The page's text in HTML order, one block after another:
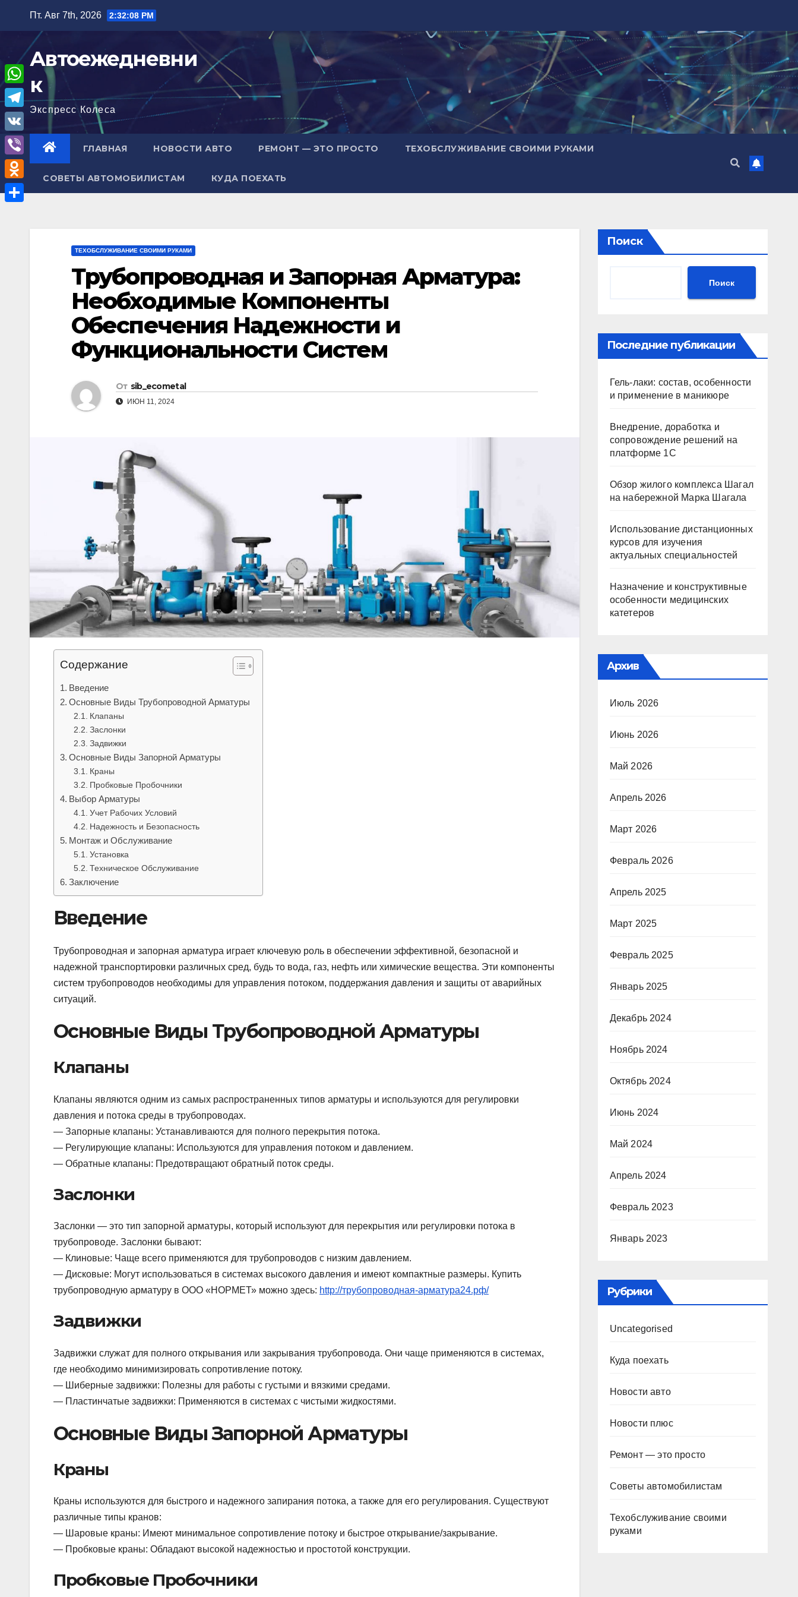
содержимому
Пт. Авг 7th, 2026 2:32:09 PM
Автоежедневни
к
Экспресс Колеса
ГЛАВНАЯ НОВОСТИ АВТО РЕМОНТ — ЭТО ПРОСТО ТЕХОБСЛУЖИВАНИЕ СВОИМИ РУКАМИ
СОВЕТЫ АВТОМОБИЛИСТАМ КУДА ПОЕХАТЬ
ТЕХОБСЛУЖИВАНИЕ СВОИМИ РУКАМИ
Трубопроводная и Запорная Арматура:
Необходимые Компоненты
Обеспечения Надежности и
Функциональности Систем
От sib_ecometal
ИЮН 11, 2024
Содержание
Введение
Основные Виды Трубопроводной Арматуры
Клапаны
Заслонки
Задвижки
Основные Виды Запорной Арматуры
Краны
Пробковые Пробочники
Выбор Арматуры
Учет Рабочих Условий
Надежность и Безопасность
Монтаж и Обслуживание
Установка
Техническое Обслуживание
Заключение
Введение
Трубопроводная и запорная арматура играет ключевую роль в обеспечении эффективной, безопасной и
надежной транспортировки различных сред, будь то вода, газ, нефть или химические вещества. Эти компоненты
систем трубопроводов необходимы для управления потоком, поддержания давления и защиты от аварийных
ситуаций.
Основные Виды Трубопроводной Арматуры
Клапаны
Клапаны являются одним из самых распространенных типов арматуры и используются для регулировки
давления и потока среды в трубопроводах.
— Запорные клапаны: Устанавливаются для полного перекрытия потока.
— Регулирующие клапаны: Используются для управления потоком и давлением.
— Обратные клапаны: Предотвращают обратный поток среды.
Заслонки
Заслонки — это тип запорной арматуры, который используют для перекрытия или регулировки потока в
трубопроводе. Заслонки бывают:
— Клиновые: Чаще всего применяются для трубопроводов с низким давлением.
— Дисковые: Могут использоваться в системах высокого давления и имеют компактные размеры. Купить
трубопроводную арматуру в ООО «НОРМЕТ» можно здесь: http://трубопроводная-арматура24.рф/
Задвижки
Задвижки служат для полного открывания или закрывания трубопровода. Они чаще применяются в системах,
где необходимо минимизировать сопротивление потоку.
— Шиберные задвижки: Полезны для работы с густыми и вязкими средами.
— Пластинчатые задвижки: Применяются в системах с чистыми жидкостями.
Основные Виды Запорной Арматуры
Краны
Краны используются для быстрого и надежного запирания потока, а также для его регулирования. Существуют
различные типы кранов:
— Шаровые краны: Имеют минимальное сопротивление потоку и быстрое открывание/закрывание.
— Пробковые краны: Обладают высокой надежностью и простотой конструкции.
Пробковые Пробочники
Поиск
Поиск
Последние публикации
Гель-лаки: состав, особенности
и применение в маникюре
Внедрение, доработка и
сопровождение решений на
платформе 1С
Обзор жилого комплекса Шагал
на набережной Марка Шагала
Использование дистанционных
курсов для изучения
актуальных специальностей
Назначение и конструктивные
особенности медицинских
катетеров
Архив
Июль 2026
Июнь 2026
Май 2026
Апрель 2026
Март 2026
Февраль 2026
Апрель 2025
Март 2025
Февраль 2025
Январь 2025
Декабрь 2024
Ноябрь 2024
Октябрь 2024
Июнь 2024
Май 2024
Апрель 2024
Февраль 2023
Январь 2023
Рубрики
Uncategorised
Куда поехать
Новости авто
Новости плюс
Ремонт — это просто
Советы автомобилистам
Техобслуживание своими
руками
W
h
a
A
T
e
l
e
g
V
K
V
i
b
O